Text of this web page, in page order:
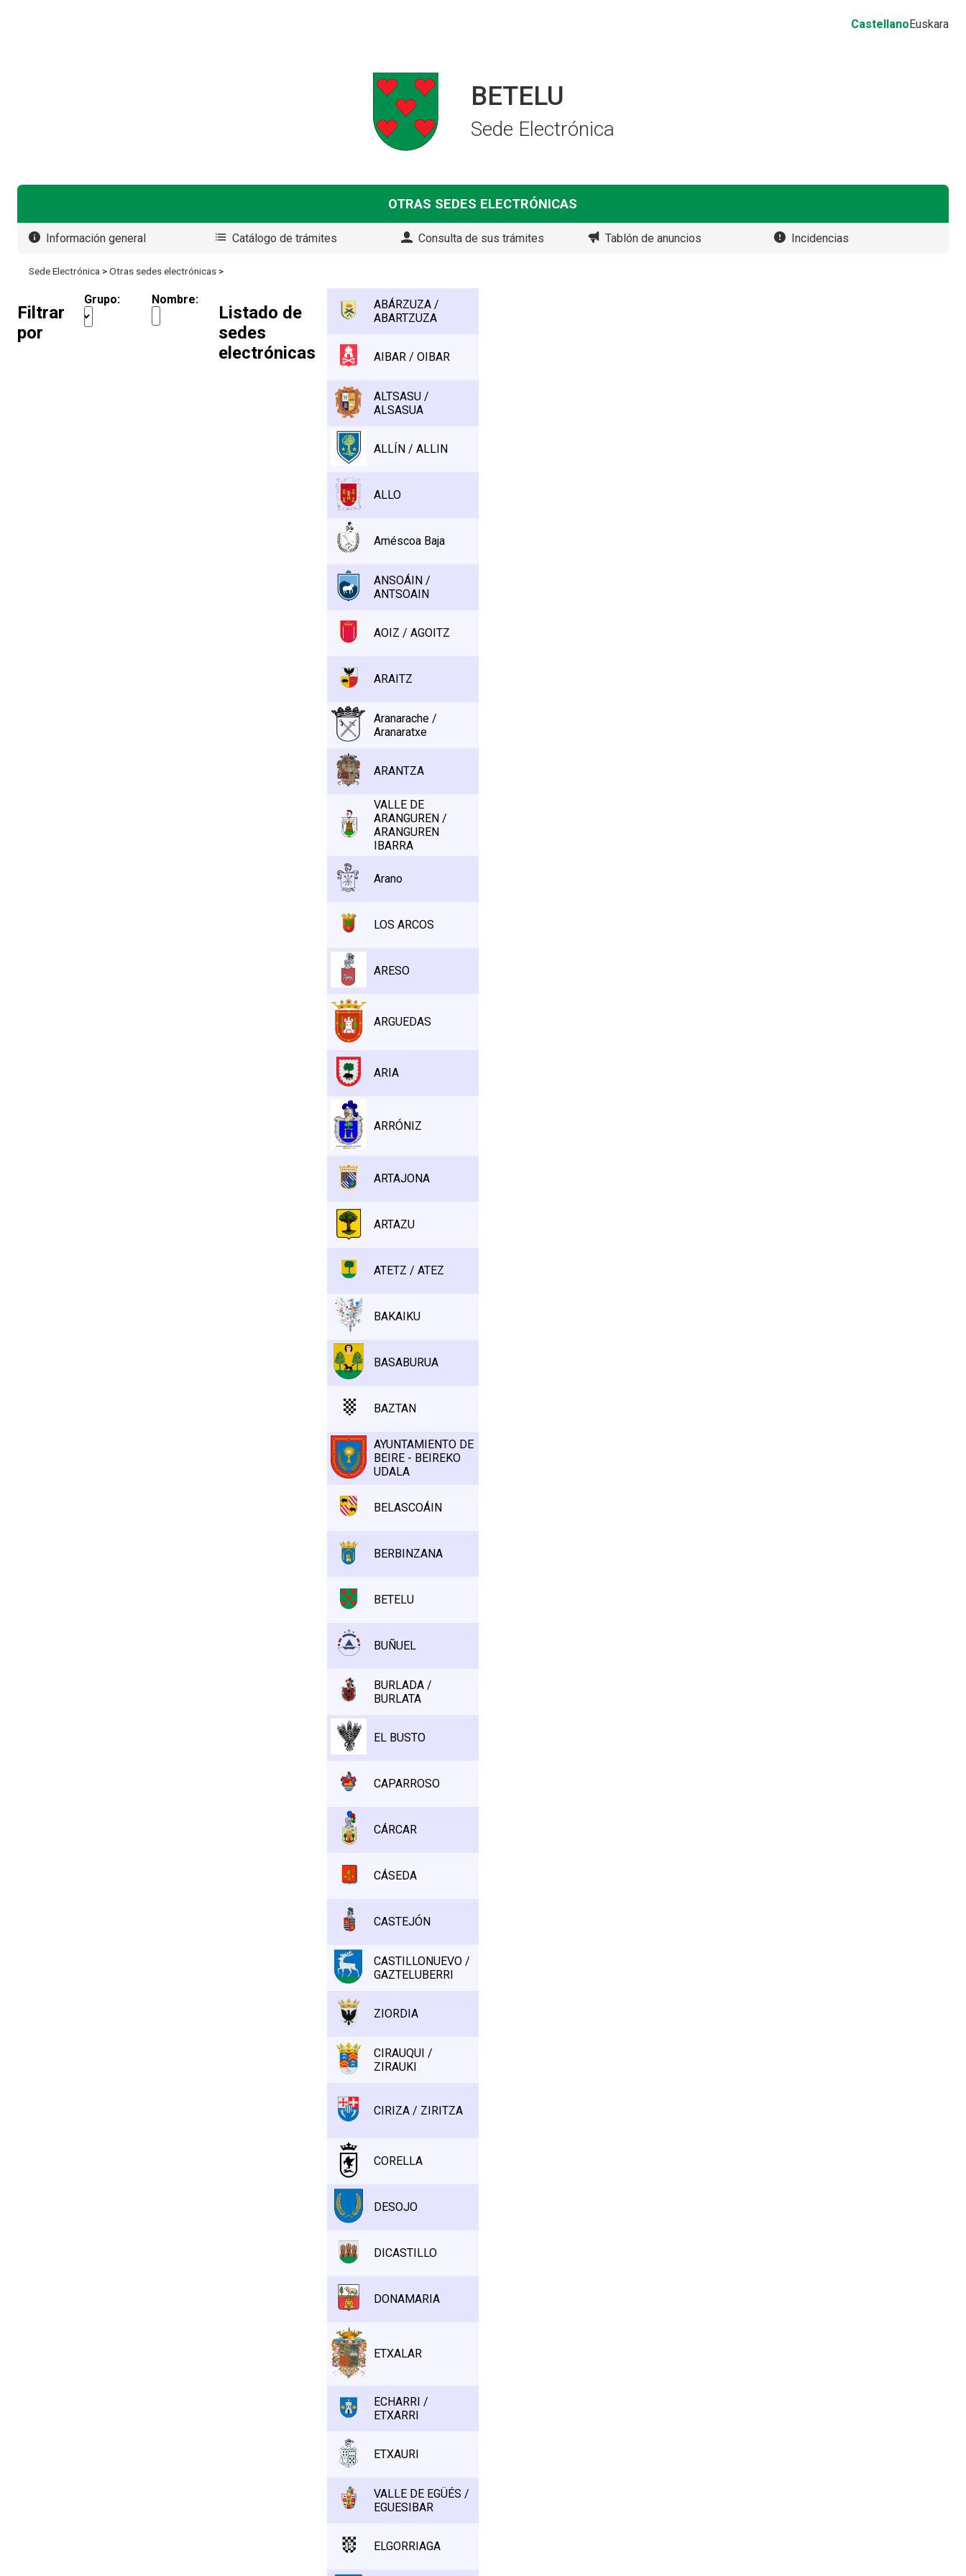
CastellanoEuskara
Sede Electrónica
BETELU
OTRAS SEDES ELECTRÓNICAS
Información general Catálogo de trámites Consulta de sus trámites Tablón de anuncios Incidencias
Sede Electrónica >Otras sedes electrónicas >
Filtrar
por
Grupo: Nombre:
Listado de
sedes
electrónicas
ABÁRZUZA /
ABARTZUZA
AIBAR / OIBAR
ALTSASU /
ALSASUA
ALLÍN / ALLIN
ALLO
Améscoa Baja
ANSOÁIN /
ANTSOAIN
AOIZ / AGOITZ
ARAITZ
Aranarache /
Aranaratxe
ARANTZA
VALLE DE
ARANGUREN /
ARANGUREN
IBARRA
Arano
LOS ARCOS
ARESO
ARGUEDAS
ARIA
ARRÓNIZ
ARTAJONA
ARTAZU
ATETZ / ATEZ
BAKAIKU
BASABURUA
BAZTAN
AYUNTAMIENTO DE
BEIRE - BEIREKO
UDALA
BELASCOÁIN
BERBINZANA
BETELU
BUÑUEL
BURLADA /
BURLATA
EL BUSTO
CAPARROSO
CÁRCAR
CÁSEDA
CASTEJÓN
CASTILLONUEVO /
GAZTELUBERRI
ZIORDIA
CIRAUQUI /
ZIRAUKI
CIRIZA / ZIRITZA
CORELLA
DESOJO
DICASTILLO
DONAMARIA
ETXALAR
ECHARRI /
ETXARRI
ETXAURI
VALLE DE EGÜÉS /
EGUESIBAR
ELGORRIAGA